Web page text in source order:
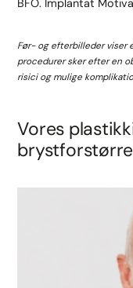
BFO. Implantat
Før- og efterbilleder viser
procedurer sker efter en
risici og mulige
Vores